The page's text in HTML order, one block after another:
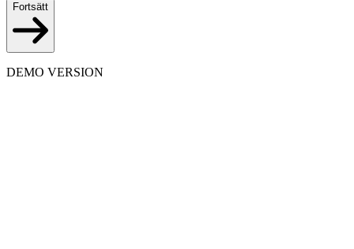
Fortsätt
DEMO VERSION